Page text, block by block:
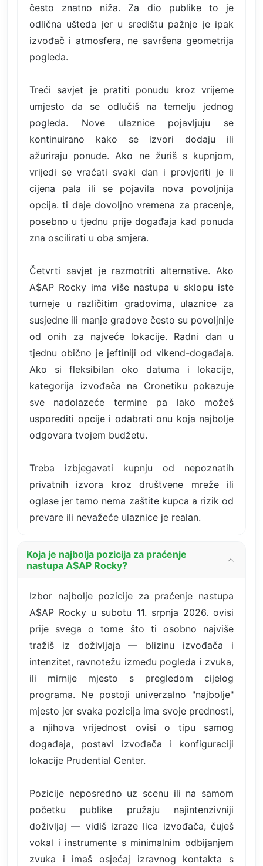
često znatno niža. Za dio publike to je
odlična ušteda jer u središtu pažnje je ipak
izvođač i atmosfera, ne savršena geometrija
pogleda.
Treći savjet je pratiti ponudu kroz vrijeme
umjesto da se odlučiš na temelju jednog
pogleda. Nove ulaznice pojavljuju se
kontinuirano kako se izvori dodaju ili
ažuriraju ponude. Ako ne žuriš s kupnjom,
vrijedi se vraćati svaki dan i provjeriti je li
cijena pala ili se pojavila nova povoljnija
opcija. ti daje dovoljno vremena za pracenje,
posebno u tjednu prije događaja kad ponuda
zna oscilirati u oba smjera.
Četvrti savjet je razmotriti alternative. Ako
A$AP Rocky ima više nastupa u sklopu iste
turneje u različitim gradovima, ulaznice za
susjedne ili manje gradove često su povoljnije
od onih za najveće lokacije. Radni dan u
tjednu obično je jeftiniji od vikend-događaja.
Ako si fleksibilan oko datuma i lokacije,
kategorija izvođača na Cronetiku pokazuje
sve nadolazeće termine pa lako možeš
usporediti opcije i odabrati onu koja najbolje
odgovara tvojem budžetu.
Treba izbjegavati kupnju od nepoznatih
privatnih izvora kroz društvene mreže ili
oglase jer tamo nema zaštite kupca a rizik od
prevare ili nevažeće ulaznice je realan.
Koja je najbolja pozicija za praćenje
nastupa A$AP Rocky?
Izbor najbolje pozicije za praćenje nastupa
A$AP Rocky u subotu 11. srpnja 2026. ovisi
prije svega o tome što ti osobno najviše
tražiš iz doživljaja — blizinu izvođača i
intenzitet, ravnotežu između pogleda i zvuka,
ili mirnije mjesto s pregledom cijelog
programa. Ne postoji univerzalno "najbolje"
mjesto jer svaka pozicija ima svoje prednosti,
a njihova vrijednost ovisi o tipu samog
događaja, postavi izvođača i konfiguraciji
lokacije Prudential Center.
Pozicije neposredno uz scenu ili na samom
početku publike pružaju najintenzivniji
doživljaj — vidiš izraze lica izvođača, čuješ
vokal i instrumente s minimalnim odbijanjem
zvuka i imaš osjećaj izravnog kontakta s